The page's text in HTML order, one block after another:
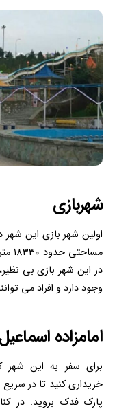
شهربازی
اولین شهر بازی این شهر
در این شهر بازی بی
وجود دارد و افراد می
امامزاده
برای سفر به این
خریداری کنید تا در
پارک فدک بروید. در